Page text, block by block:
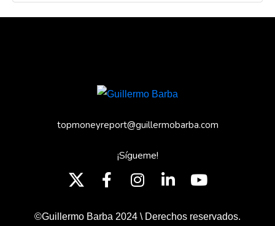
topmoneyreport@guillermobarba.com
¡Sígueme!
©Guillermo Barba 2024 \ Derechos reservados.